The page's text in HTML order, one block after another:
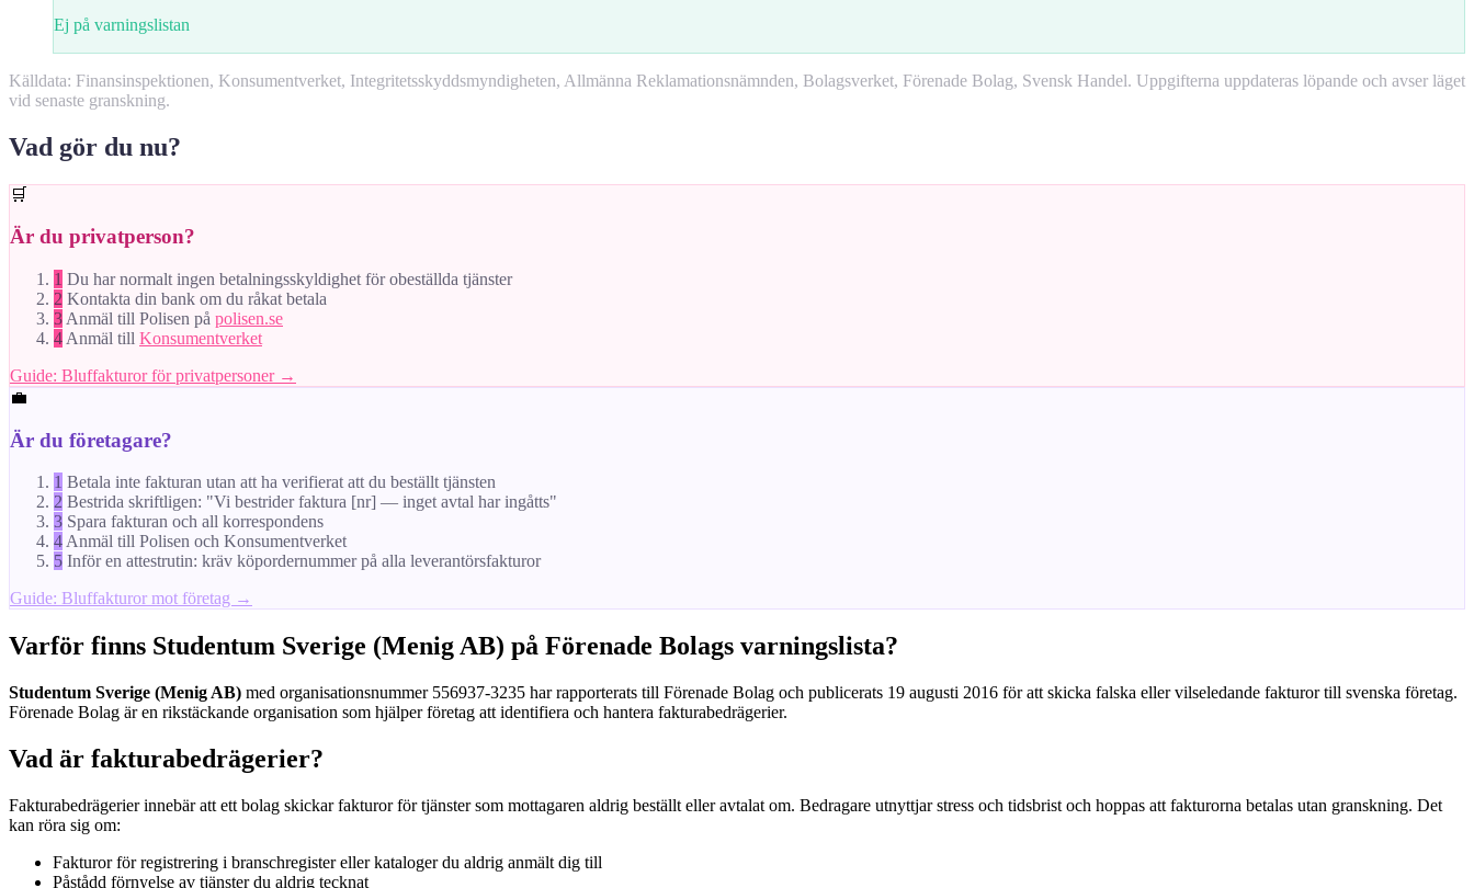
Ej på varningslistan
Källdata: Finansinspektionen, Konsumentverket, Integritetsskyddsmyndigheten, Allmänna Reklamationsnämnden, Bolagsverket, Förenade Bolag, Svensk Handel. Uppgifterna uppdateras löpande och avser läget
vid senaste granskning.
Vad gör du nu?
🛒
Är du privatperson?
1 Du har normalt ingen betalningsskyldighet för obeställda tjänster
2 Kontakta din bank om du råkat betala
3 Anmäl till Polisen på polisen.se
4 Anmäl till Konsumentverket
Guide: Bluffakturor för privatpersoner →
💼
Är du företagare?
1 Betala inte fakturan utan att ha verifierat att du beställt tjänsten
2 Bestrida skriftligen: "Vi bestrider faktura [nr] — inget avtal har ingåtts"
3 Spara fakturan och all korrespondens
4 Anmäl till Polisen och Konsumentverket
5 Inför en attestrutin: kräv köpordernummer på alla leverantörsfakturor
Guide: Bluffakturor mot företag →
Varför finns Studentum Sverige (Menig AB) på Förenade Bolags varningslista?
Studentum Sverige (Menig AB) med organisationsnummer 556937-3235 har rapporterats till Förenade Bolag och publicerats 19 augusti 2016 för att skicka falska eller vilseledande fakturor till svenska företag.
Förenade Bolag är en rikstäckande organisation som hjälper företag att identifiera och hantera fakturabedrägerier.
Vad är fakturabedrägerier?
Fakturabedrägerier innebär att ett bolag skickar fakturor för tjänster som mottagaren aldrig beställt eller avtalat om. Bedragare utnyttjar stress och tidsbrist och hoppas att fakturorna betalas utan granskning. Det
kan röra sig om:
Fakturor för registrering i branschregister eller kataloger du aldrig anmält dig till
Påstådd förnyelse av tjänster du aldrig tecknat